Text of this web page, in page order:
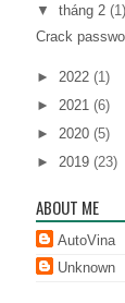
▼
tháng 2 (1)
Crack
► 2022 (1)
► 2021 (6)
► 2020 (5)
► 2019 (23)
ABOUT ME
AutoVina
Unknown